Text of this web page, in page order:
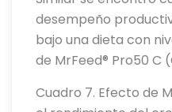
desempeño
bajo una dieta con
de MrFeed® Pro50 C
Cuadro 7. Efecto de